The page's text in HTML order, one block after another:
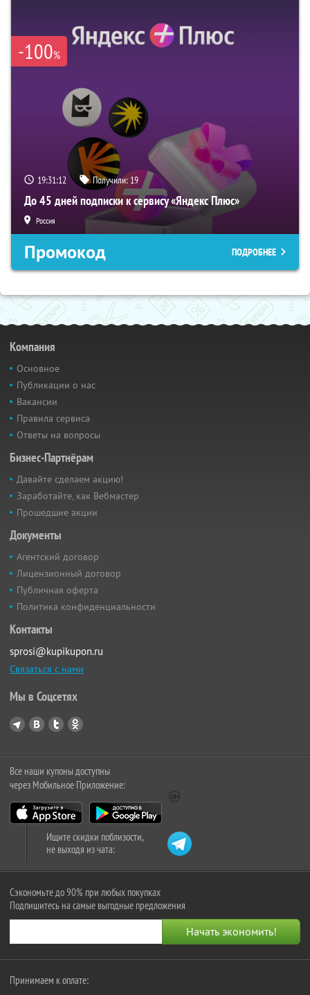
-100%
19:31:11 Получили: 19
До 45 дней подписки к сервису «Яндекс Плюс»
Россия
Промокод ПОДРОБНЕЕ
Компания
Основное
Публикации о нас
Вакансии
Правила сервиса
Ответы на вопросы
Бизнес-Партнёрам
Давайте сделаем акцию!
Заработайте, как Вебмастер
Прошедшие акции
Документы
Агентский договор
Лицензионный договор
Публичная оферта
Политика конфиденциальности
Контакты
sprosi@kupikupon.ru
Связаться с нами
Мы в Соцсетях
Все наши купоны доступны
через Мобильное Приложение:
Ищите скидки поблизости,
не выходя из чата:
Сэкономьте до 90% при любых покупках
Подпишитесь на самые выгодные предложения
Принимаем к оплате: